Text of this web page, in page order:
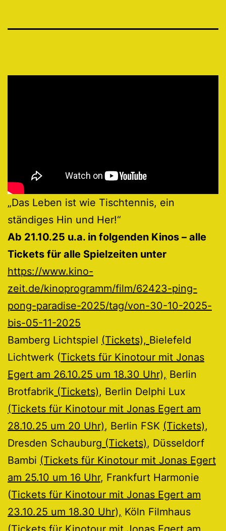
„Das Leben ist wie Tischtennis, ein
ständiges Hin und Her!“
Ab 21.10.25 u.a. in folgenden Kinos – alle
Tickets für alle Spielzeiten unter
https://www.kino-
zeit.de/kinoprogramm/film/62423-ping-
pong-paradise-2025/tag/von-30-10-2025-
bis-05-11-2025
Bamberg Lichtspiel (Tickets), Bielefeld
Lichtwerk (Tickets für Kinotour mit Jonas
Egert am 26.10.25 um 18.30 Uhr), Berlin
Brotfabrik (Tickets), Berlin Delphi Lux
(Tickets für Kinotour mit Jonas Egert am
28.10.25 um 20 Uhr), Berlin FSK (Tickets),
Dresden Schauburg (Tickets), Düsseldorf
Bambi (Tickets für Kinotour mit Jonas Egert
am 25.10 um 16 Uhr, Frankfurt Harmonie
(Tickets für Kinotour mit Jonas Egert am
23.10.25 um 18.30 Uhr), Köln Filmhaus